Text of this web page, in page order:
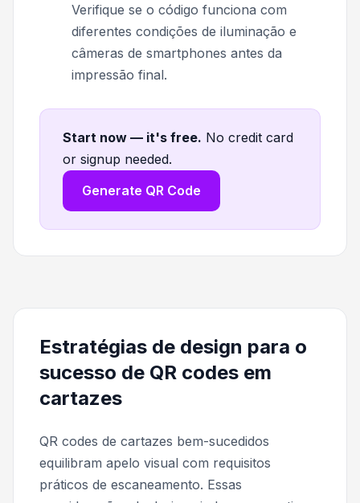
Verifique se o código funciona com
diferentes condições de iluminação e
câmeras de smartphones antes da
impressão final.
Start now — it's free. No credit card
or signup needed.
Generate QR Code
Estratégias de design para o
sucesso de QR codes em
cartazes
QR codes de cartazes bem-sucedidos
equilibram apelo visual com requisitos
práticos de escaneamento. Essas